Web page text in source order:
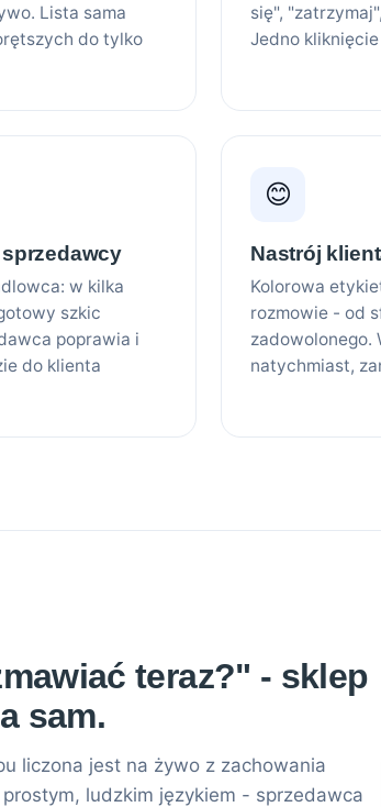
Lista sama
do tylko
się",
Jedno
w kilka
szkic
poprawia i
do klienta
😊
Nastrój
Kolorowa
rozmowie - od
zadowolonego.
natychmiast,
teraz?" - sklep
sam.
liczona jest na żywo z zachowania
ludzkim językiem - sprzedawca